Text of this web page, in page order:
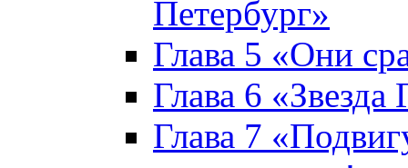
Петербург»
Глава 5 «Они
Глава 6 «Звезда
Глава 7